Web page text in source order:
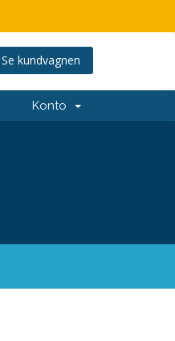
Se kundvagnen
Konto